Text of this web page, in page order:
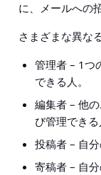
に、メールへの
さまざまな異な
管理者– 1つ
できる人。
編集者– 他の
び管理できる
投稿者– 自分
寄稿者– 自分